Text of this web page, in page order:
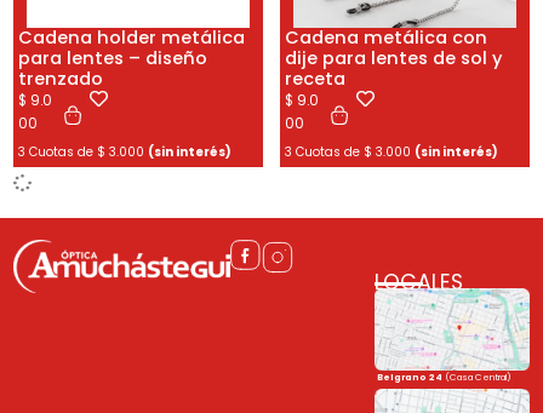
Cadena holder metálica
para lentes – diseño
trenzado
$ 9.0
00
3 Cuotas de $ 3.000 (sin interés)
Cadena metálica con
dije para lentes de sol y
receta
$ 9.0
00
3 Cuotas de $ 3.000 (sin interés)
LOCALES
Belgrano 24 (Casa Central)